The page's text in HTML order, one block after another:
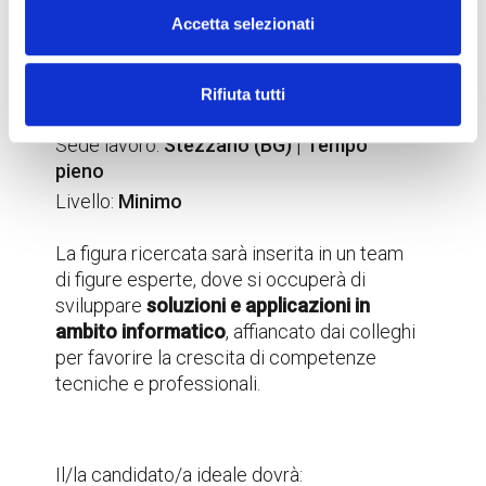
Accetta selezionati
Rifiuta tutti
GRADUATION INTERNSHIP |
Sede lavoro:Stezzano (BG) | Tempo
pieno
Livello: Minimo
La figura ricercata sarà inserita in un team
di figure esperte, dove si occuperà di
sviluppare soluzioni e applicazioni in
ambito informatico, affiancato dai colleghi
per favorire la crescita di competenze
tecniche e professionali.
Il/la candidato/a ideale dovrà: